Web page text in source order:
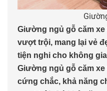
Giường ngủ gỗ căm xe
vượt trội, mang lại vẻ
tiện nghi cho không
Giường ngủ gỗ căm xe
cứng chắc, khả năng